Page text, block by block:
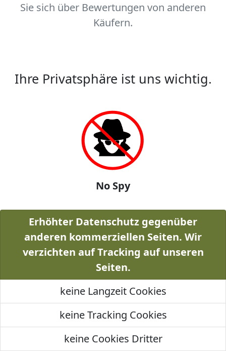
Sie sich über Bewertungen von anderen
Käufern.
Ihre Privatsphäre ist uns wichtig.
No Spy
Erhöhter Datenschutz gegenüber
anderen kommerziellen Seiten. Wir
verzichten auf Tracking auf unseren
Seiten.
keine Langzeit Cookies
keine Tracking Cookies
keine Cookies Dritter